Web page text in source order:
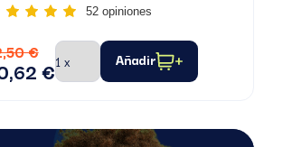
52 opiniones
€
€ Añadir